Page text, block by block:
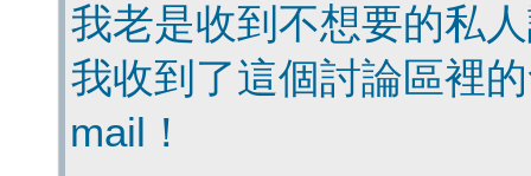
我老是收到不想要的私
我收到了這個討論區裡
mail！